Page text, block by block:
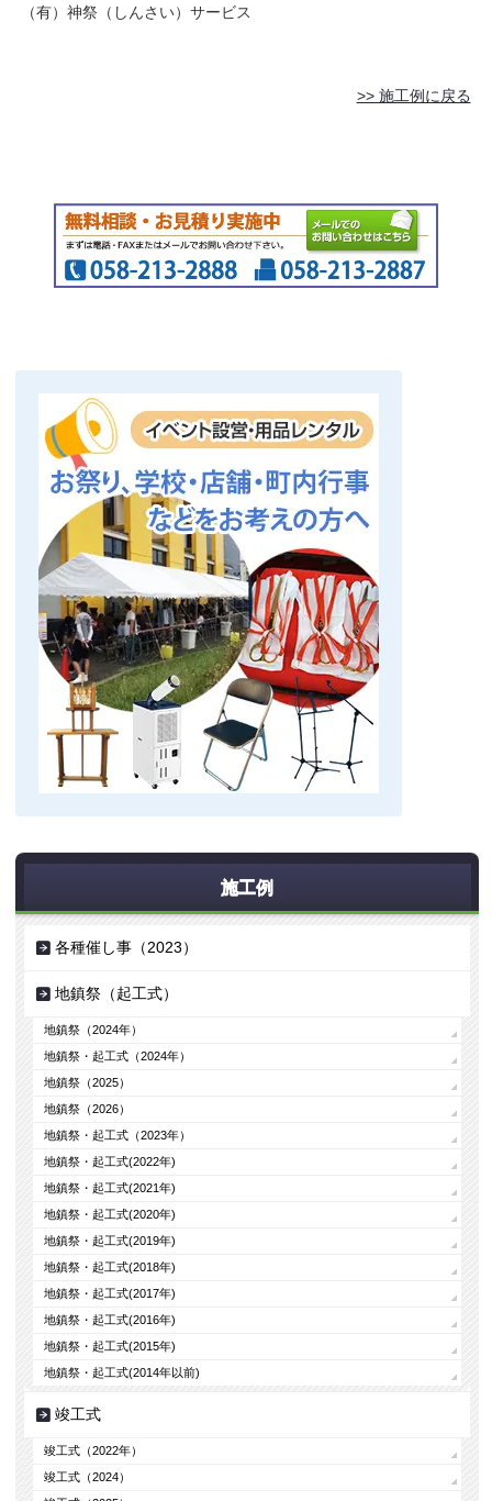
（有）神祭（しんさい）サービス
>> 施工例に戻る
施工例
各種催し事（2023）
地鎮祭（起工式）
地鎮祭（2024年）
地鎮祭・起工式（2024年）
地鎮祭（2025）
地鎮祭（2026）
地鎮祭・起工式（2023年）
地鎮祭・起工式(2022年)
地鎮祭・起工式(2021年)
地鎮祭・起工式(2020年)
地鎮祭・起工式(2019年)
地鎮祭・起工式(2018年)
地鎮祭・起工式(2017年)
地鎮祭・起工式(2016年)
地鎮祭・起工式(2015年)
地鎮祭・起工式(2014年以前)
竣工式
竣工式（2022年）
竣工式（2024）